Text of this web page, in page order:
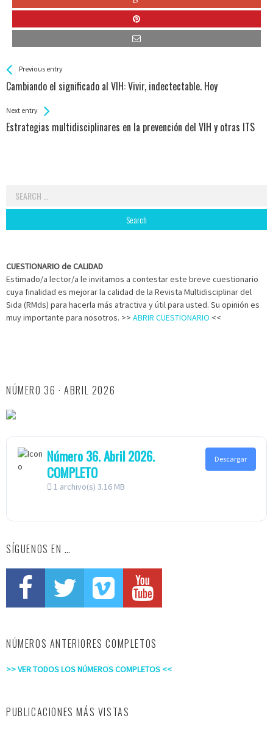
See more
Previous entry
Cambiando el significado al VIH: Vivir, indectectable. Hoy
Back
All
Next entry
Estrategias multidisciplinares en la prevención del VIH y otras ITS
Search
CUESTIONARIO de CALIDAD
Estimado/a lector/a le invitamos a contestar este breve cuestionario
cuya finalidad es mejorar la calidad de la Revista Multidisciplinar del
Sida (RMds) para hacerla más atractiva y útil para usted. Su opinión es
muy importante para nosotros. >> ABRIR CUESTIONARIO <<
NÚMERO 36 · ABRIL 2026
Número 36. Abril 2026.
COMPLETO
1 archivo(s) 3.16 MB
Descargar
SÍGUENOS EN …
NÚMEROS ANTERIORES COMPLETOS
>> VER TODOS LOS NÚMEROS COMPLETOS <<
PUBLICACIONES MÁS VISTAS